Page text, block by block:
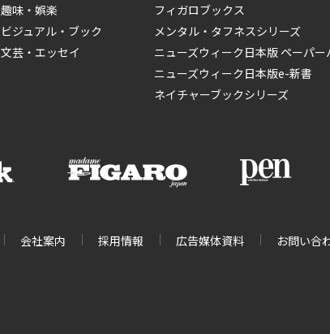
趣味・娯楽
ビジュアル・ブック
文芸・エッセイ
フィガロブックス
メンタル・タフネスシリーズ
ニューズウィーク日本版 ペーパー
ニューズウィーク日本版e-新書
ネイチャーブックシリーズ
会社案内 採用情報 広告媒体資料 お問い合